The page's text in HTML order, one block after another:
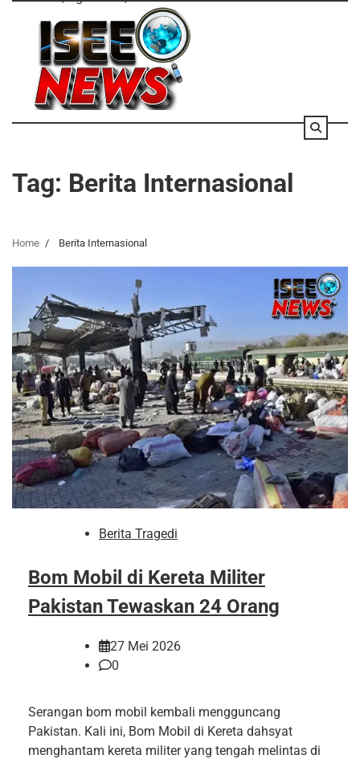
content
Tag: Berita Internasional
Home Berita Internasional
Berita Tragedi
Bom Mobil di Kereta Militer
Pakistan Tewaskan 24 Orang
27 Mei 2026
0
Serangan bom mobil kembali mengguncang
Pakistan. Kali ini, Bom Mobil di Kereta dahsyat
menghantam kereta militer yang tengah melintas di